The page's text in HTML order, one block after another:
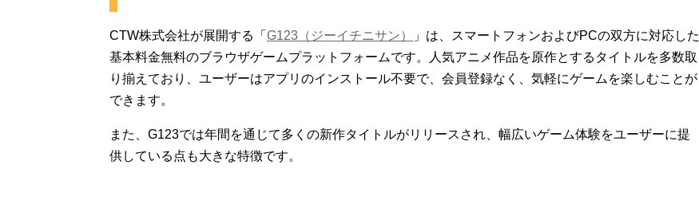
CTW株式会社が展開する「 G123（ジーイチニサン）
」は、スマートフォンおよびPCの双方に対応した
基本料金無料のブラウザゲームプラットフォームです。人気アニメ作品を原作とするタイトルを多数取
り揃えており、ユーザーはアプリのインストール不要で、会員登録なく、気軽にゲームを楽しむことが
できます。
また、G123では年間を通じて多くの新作タイトルがリリースされ、幅広いゲーム体験をユーザーに提
供している点も大きな特徴です。